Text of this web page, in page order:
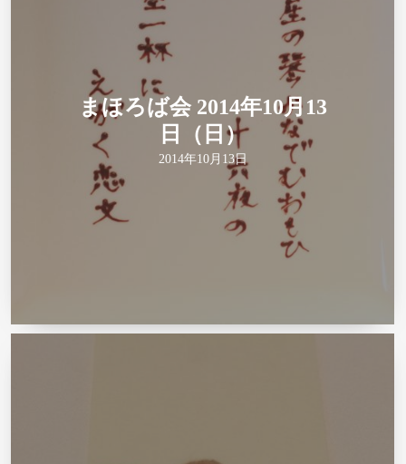
まほろば会 2014年10月13
日（日）
2014年10月13日